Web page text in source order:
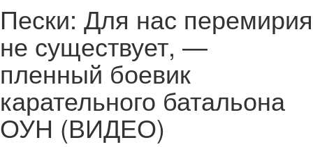
Пески: Для нас перемирия
не существует, —
пленный боевик
карательного батальона
ОУН (ВИДЕО)